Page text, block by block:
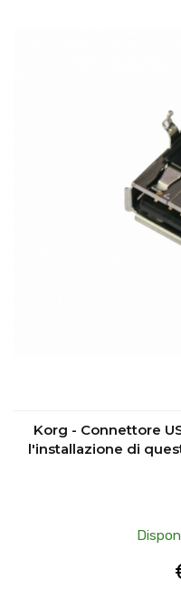
Korg - Connettore
l'installazione di